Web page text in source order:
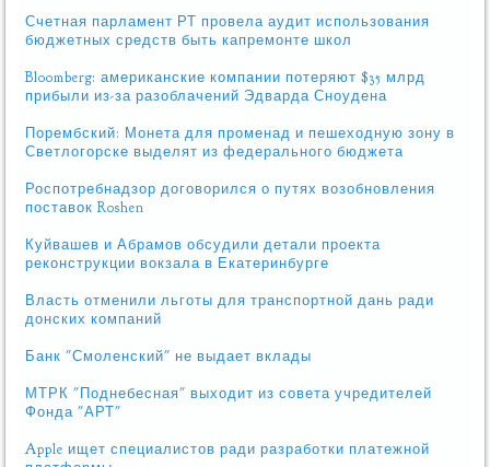
Счетная парламент РТ провела аудит использования
бюджетных средств быть капремонте школ
Bloomberg: американские компании потеряют $35 млрд
прибыли из-за разоблачений Эдварда Сноудена
Порембский: Монета для променад и пешеходную зону в
Светлогорске выделят из федерального бюджета
Роспотребнадзор договорился о путях возобновления
поставок Roshen
Куйвашев и Абрамов обсудили детали проекта
реконструкции вокзала в Екатеринбурге
Власть отменили льготы для транспортной дань ради
донских компаний
Банк "Смоленский" не выдает вклады
МТРК "Поднебесная" выходит из совета учредителей
Фонда "АРТ"
Apple ищет специалистов ради разработки платежной